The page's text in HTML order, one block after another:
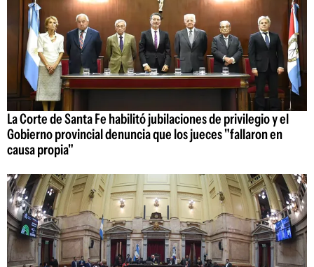
La Corte de Santa Fe habilitó jubilaciones de privilegio y el
Gobierno provincial denuncia que los jueces "fallaron en
causa propia"